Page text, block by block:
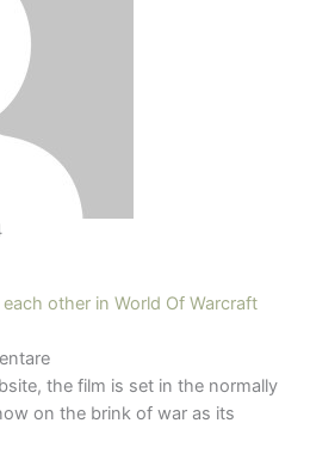
other in World Of Warcraft
the film is set in the normally
on the brink of war as its